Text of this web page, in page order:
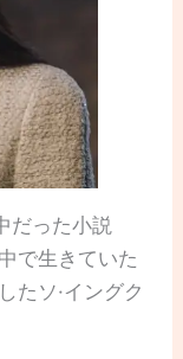
だった小説
で生きていた
たソ·イングク